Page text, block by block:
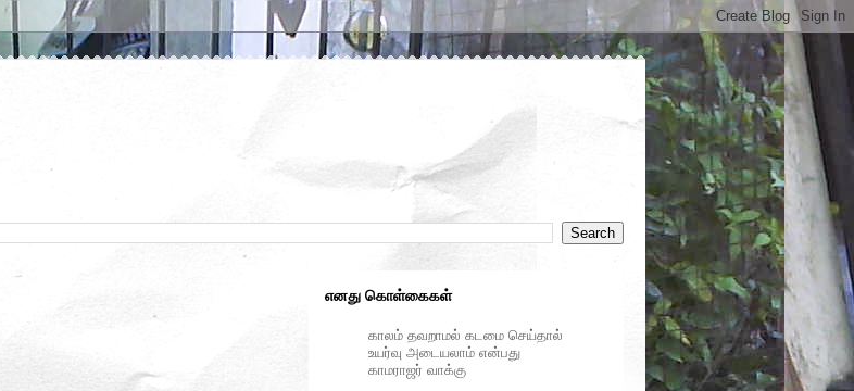
எனது கொள்கைகள்
காலம் தவறாமல் கடமை செய்தால்
உயர்வு அடையலாம் என்பது
காமராஜர் வாக்கு